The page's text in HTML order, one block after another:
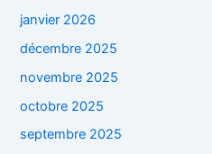
janvier 2026
décembre 2025
novembre 2025
octobre 2025
septembre 2025